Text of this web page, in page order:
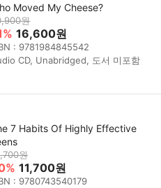
Moved My Cheese?
원
16,600원
: 9781984845542
CD, Unabridged, 도서 미포함
7 Habits Of Highly Effective
원
11,700원
: 9780743540179